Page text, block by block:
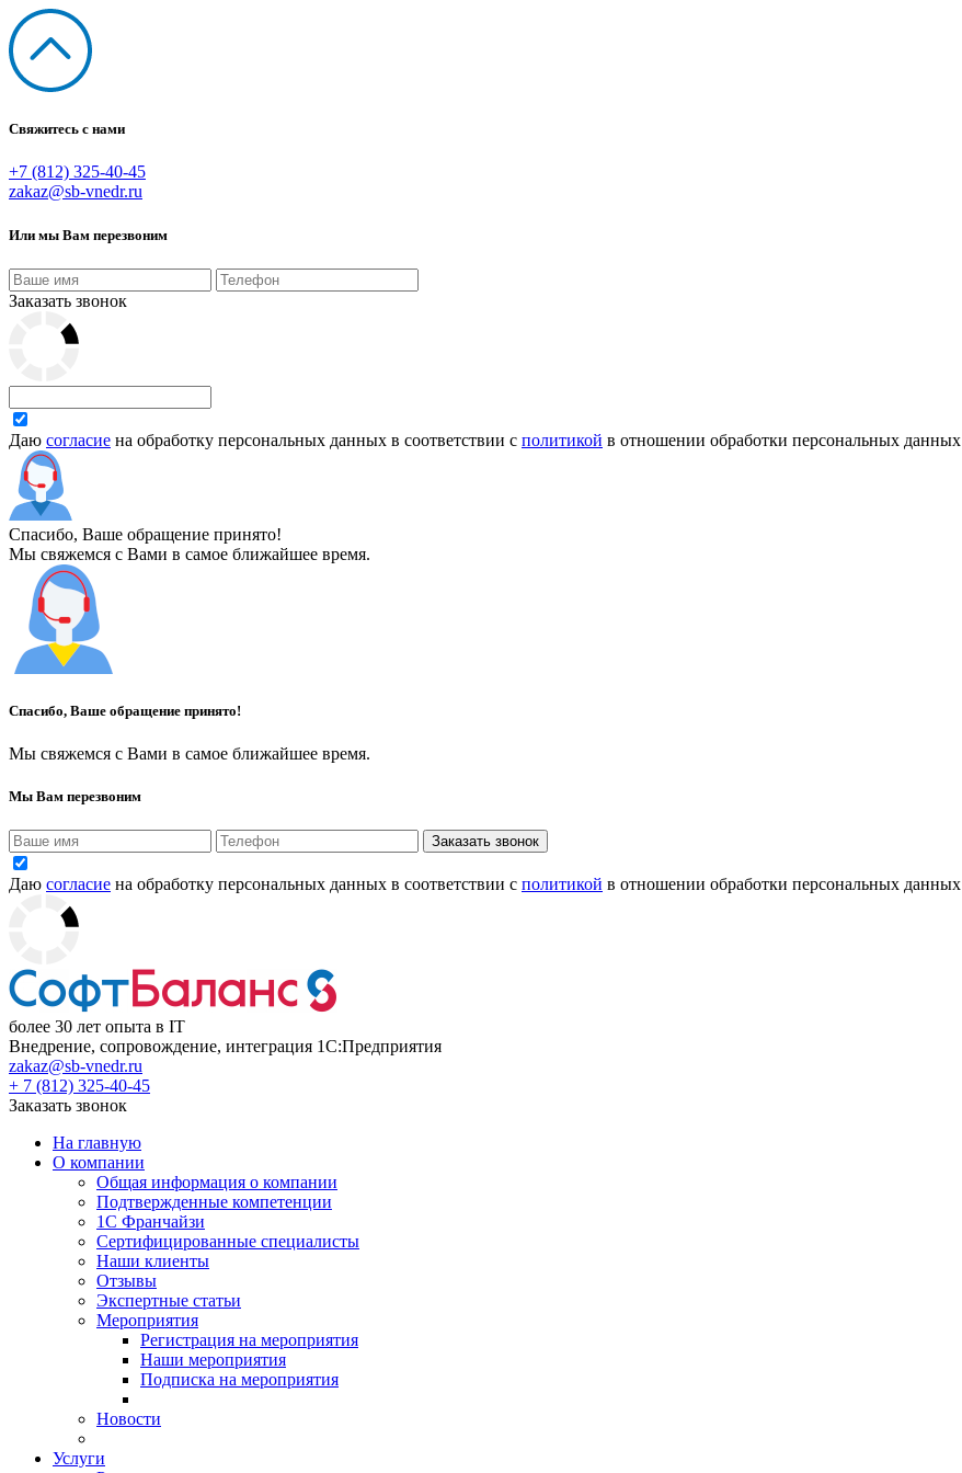
Свяжитесь с нами
+7 (812) 325-40-45
zakaz@sb-vnedr.ru
Или мы Вам перезвоним
Заказать звонок
Даю согласие на обработку персональных данных в соответствии с политикой в отношении обработки персональных данных
Спасибо, Ваше обращение принято!
Мы свяжемся с Вами в самое ближайшее время.
Спасибо, Ваше обращение принято!
Мы свяжемся с Вами в самое ближайшее время.
Мы Вам перезвоним
Заказать звонок
Даю согласие на обработку персональных данных в соответствии с политикой в отношении обработки персональных данных
более 30 лет опыта в IT
Внедрение, сопровождение, интеграция 1С:Предприятия
zakaz@sb-vnedr.ru
+ 7 (812) 325-40-45
Заказать звонок
На главную
О компании
Общая информация о компании
Подтвержденные компетенции
1С Франчайзи
Сертифицированные специалисты
Наши клиенты
Отзывы
Экспертные статьи
Мероприятия
Регистрация на мероприятия
Наши мероприятия
Подписка на мероприятия
Новости
Услуги